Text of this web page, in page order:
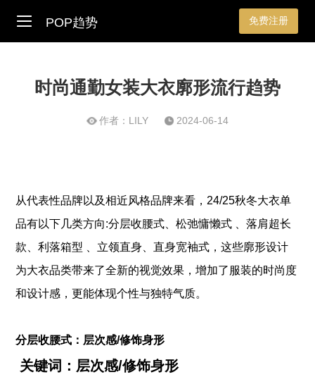
POP趋势 免费注册
时尚通勤女装大衣廓形流行趋势
作者：LILY 2024-06-14
从代表性品牌以及相近风格品牌来看，24/25秋冬大衣单
品有以下几类方向:分层收腰式 、松弛慵懒式 、落肩超长
款 、利落箱型 、立领直身 、直身宽袖式 ，这些廓形设计
为大衣品类带来了全新的视觉效果，增加了服装的时尚度
和设计感，更能体现个性与独特气质。
分层收腰式：层次感/修饰身形
关键词：层次感/修饰身形